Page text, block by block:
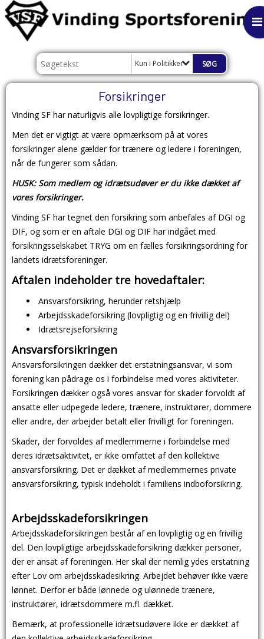
Kun i Politikker
Forsikringer
Vinding SF har naturligvis alle lovpligtige forsikringer.
Men det er vigtigt at være opmærksom på at vores
forsikringer alene gælder for trænere og ledere i foreningen,
når de fungerer som sådan.
HUSK: Som medlem og idrætsudøver er du ikke dækket af
vores forsikringer.
Vinding SF har tegnet den forsikring som anbefales af DGI og
DIF, og som er en aftale DGI og DIF har indgået med
forsikringsselskabet TRYG om en fælles forsikringsordning for
landets idrætsforeninger.
Aftalen indeholder tre hovedaftaler:
Ansvarsforsikring, herunder retshjælp
Arbejdsskadeforsikring (lovpligtig og en frivillig del)
Idrætsrejseforsikring
Ansvarsforsikringen
Ansvarsforsikringen dækker det erstatningsansvar, vi som
forening kan pådrage os i forbindelse med vores aktiviteter.
Forsikringen dækker også vores ansvar for skader forvoldt af
ansatte eller udpegede ledere, trænere, instruktører, dommere
eller andre, der arbejder betalt eller frivilligt for foreningen.
Skader, der forvoldes af medlemmerne i forbindelse med
deres idrætsaktivitet, er ikke omfattet af den kollektive
ansvarsforsikring. Det er dækket af medlemmernes private
ansvarsforsikring, typisk indeholdt i familiens indboforsikring.
Arbejdsskadeforsikringen
Arbejdsskadeforsikringen består af en lovpligtig og en frivillig
del. Den lovpligtige arbejdsskadeforsikring dækker personer,
der er ansat af foreningen. Her skal der nemlig ydes erstatning
efter Lov om arbejdsskadesikring. Arbejdet behøver ikke være
lønnet. Derfor er både lønnede og ulønnede trænere,
instruktører, idrætsdommere m.fl. dækket.
Bemærk, at professionelle idrætsudøvere ikke er dækket af